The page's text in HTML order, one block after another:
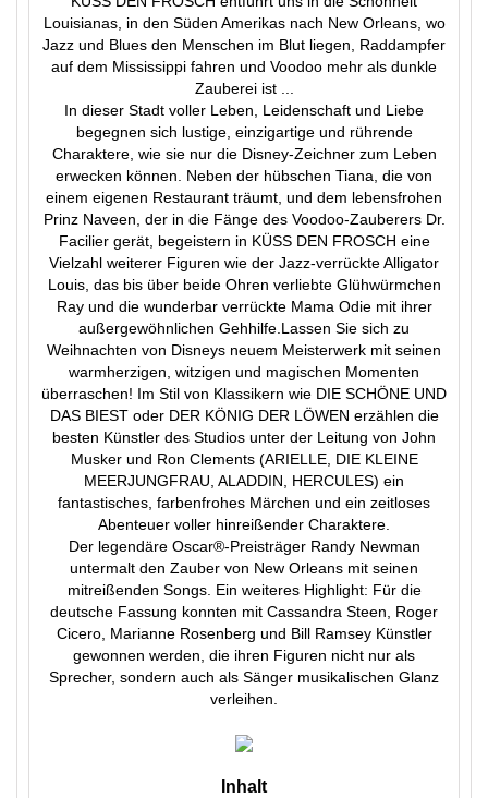
Louisianas, in den Süden Amerikas nach New Orleans, wo
Jazz und Blues den Menschen im Blut liegen, Raddampfer
auf dem Mississippi fahren und Voodoo mehr als dunkle
Zauberei ist ...
In dieser Stadt voller Leben, Leidenschaft und Liebe
begegnen sich lustige, einzigartige und rührende
Charaktere, wie sie nur die Disney-Zeichner zum Leben
erwecken können. Neben der hübschen Tiana, die von
einem eigenen Restaurant träumt, und dem lebensfrohen
Prinz Naveen, der in die Fänge des Voodoo-Zauberers Dr.
Facilier gerät, begeistern in KÜSS DEN FROSCH eine
Vielzahl weiterer Figuren wie der Jazz-verrückte Alligator
Louis, das bis über beide Ohren verliebte Glühwürmchen
Ray und die wunderbar verrückte Mama Odie mit ihrer
außergewöhnlichen Gehhilfe.Lassen Sie sich zu
Weihnachten von Disneys neuem Meisterwerk mit seinen
warmherzigen, witzigen und magischen Momenten
überraschen! Im Stil von Klassikern wie DIE SCHÖNE UND
DAS BIEST oder DER KÖNIG DER LÖWEN erzählen die
besten Künstler des Studios unter der Leitung von John
Musker und Ron Clements (ARIELLE, DIE KLEINE
MEERJUNGFRAU, ALADDIN, HERCULES) ein
fantastisches, farbenfrohes Märchen und ein zeitloses
Abenteuer voller hinreißender Charaktere.
Der legendäre Oscar®-Preisträger Randy Newman
untermalt den Zauber von New Orleans mit seinen
mitreißenden Songs. Ein weiteres Highlight: Für die
deutsche Fassung konnten mit Cassandra Steen, Roger
Cicero, Marianne Rosenberg und Bill Ramsey Künstler
gewonnen werden, die ihren Figuren nicht nur als
Sprecher, sondern auch als Sänger musikalischen Glanz
verleihen.
Inhalt